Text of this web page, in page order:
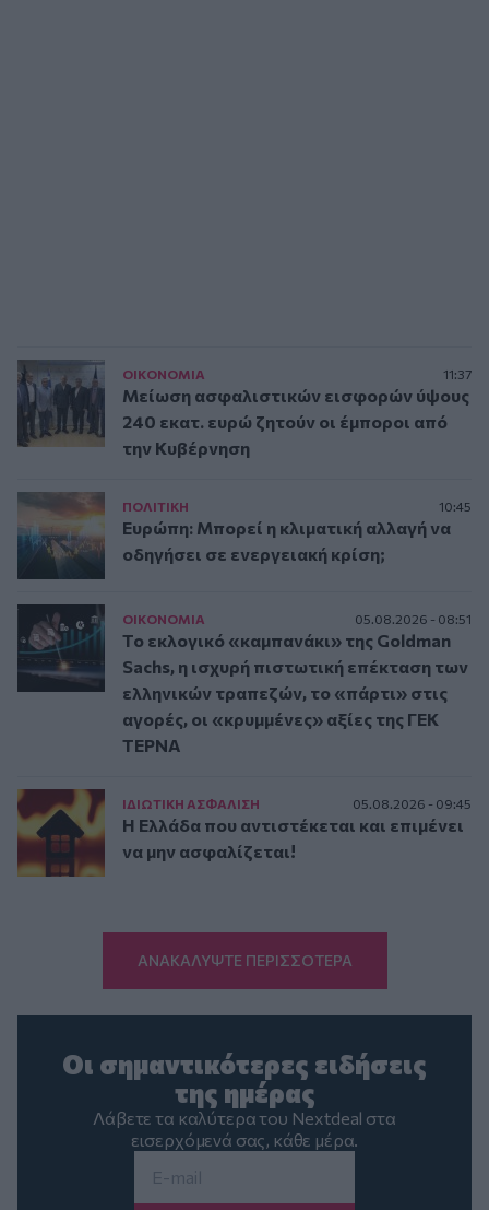
ΟΙΚΟΝΟΜΙΑ 11:37
Μείωση ασφαλιστικών εισφορών ύψους
240 εκατ. ευρώ ζητούν οι έμποροι από
την Κυβέρνηση
ΠΟΛΙΤΙΚΗ 10:45
Ευρώπη: Μπορεί η κλιματική αλλαγή να
οδηγήσει σε ενεργειακή κρίση;
ΟΙΚΟΝΟΜΙΑ 05.08.2026 - 08:51
Το εκλογικό «καμπανάκι» της Goldman
Sachs, η ισχυρή πιστωτική επέκταση των
ελληνικών τραπεζών, το «πάρτι» στις
αγορές, οι «κρυμμένες» αξίες της ΓΕΚ
ΤΕΡΝΑ
ΙΔΙΩΤΙΚΗ ΑΣΦAΛΙΣΗ 05.08.2026 - 09:45
Η Ελλάδα που αντιστέκεται και επιμένει
να μην ασφαλίζεται!
ΑΝΑΚΑΛΥΨΤΕ ΠΕΡΙΣΣΟΤΕΡΑ
Οι σημαντικότερες ειδήσεις
της ημέρας
Λάβετε τα καλύτερα του Nextdeal στα
εισερχόμενά σας, κάθε μέρα.